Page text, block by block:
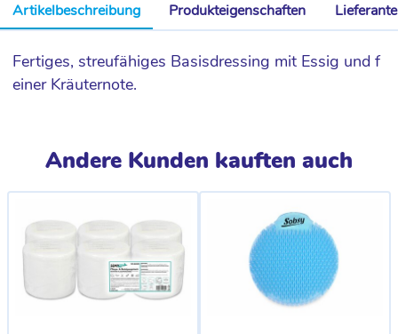
Artikelbeschreibung Produkteigenschaften
Fertiges, streufähiges Basisdressing mit Essig und f
einer Kräuternote.
Andere Kunden kauften auch